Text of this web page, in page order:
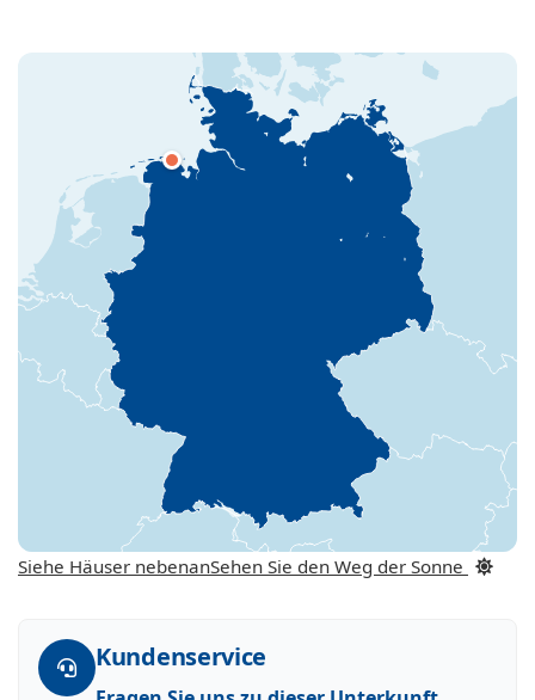
Siehe Häuser nebenanSehen Sie den Weg der Sonne
Kundenservice